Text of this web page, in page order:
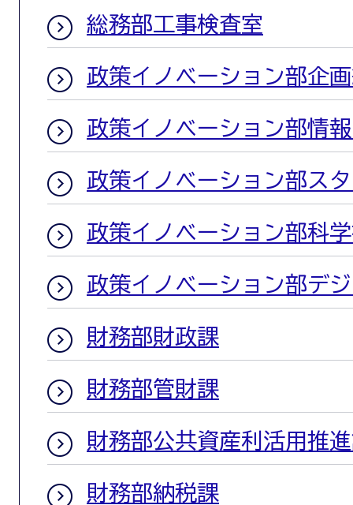
総務部工事検査室
政策イノベーション部企
政策イノベーション部情
政策イノベーション部ス
政策イノベーション部科
政策イノベーション部デ
財務部財政課
財務部管財課
財務部公共資産利活用推
財務部納税課